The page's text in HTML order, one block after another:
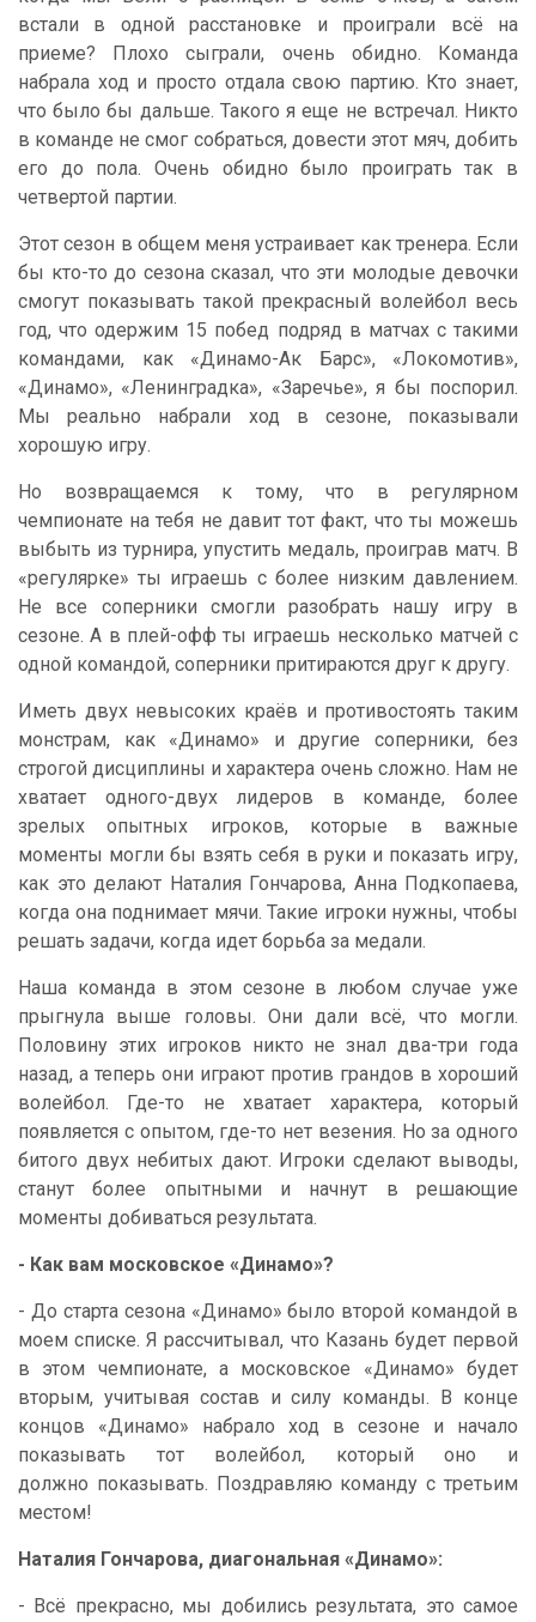
встали в одной расстановке и проиграли всё на
приеме? Плохо сыграли, очень обидно. Команда
набрала ход и просто отдала свою партию. Кто знает,
что было бы дальше. Такого я еще не встречал. Никто
в команде не смог собраться, довести этот мяч, добить
его до пола. Очень обидно было проиграть так в
четвертой партии.
Этот сезон в общем меня устраивает как тренера. Если
бы кто-то до сезона сказал, что эти молодые девочки
смогут показывать такой прекрасный волейбол весь
год, что одержим 15 побед подряд в матчах с такими
командами, как «Динамо-Ак Барс», «Локомотив»,
«Динамо», «Ленинградка», «Заречье», я бы поспорил.
Мы реально набрали ход в сезоне, показывали
хорошую игру.
Но возвращаемся к тому, что в регулярном
чемпионате на тебя не давит тот факт, что ты можешь
выбыть из турнира, упустить медаль, проиграв матч. В
«регулярке» ты играешь с более низким давлением.
Не все соперники смогли разобрать нашу игру в
сезоне. А в плей-офф ты играешь несколько матчей с
одной командой, соперники притираются друг к другу.
Иметь двух невысоких краёв и противостоять таким
монстрам, как «Динамо» и другие соперники, без
строгой дисциплины и характера очень сложно. Нам не
хватает одного-двух лидеров в команде, более
зрелых опытных игроков, которые в важные
моменты могли бы взять себя в руки и показать игру,
как это делают Наталия Гончарова, Анна Подкопаева,
когда она поднимает мячи. Такие игроки нужны, чтобы
решать задачи, когда идет борьба за медали.
Наша команда в этом сезоне в любом случае уже
прыгнула выше головы. Они дали всё, что могли.
Половину этих игроков никто не знал два-три года
назад, а теперь они играют против грандов в хороший
волейбол. Где-то не хватает характера, который
появляется с опытом, где-то нет везения. Но за одного
битого двух небитых дают. Игроки сделают выводы,
станут более опытными и начнут в решающие
моменты добиваться результата.
- Как вам московское «Динамо»?
- До старта сезона «Динамо» было второй командой в
моем списке. Я рассчитывал, что Казань будет первой
в этом чемпионате, а московское «Динамо» будет
вторым, учитывая состав и силу команды. В конце
концов «Динамо» набрало ход в сезоне и начало
показывать тот волейбол, который оно и
должно показывать. Поздравляю команду с третьим
местом!
Наталия Гончарова, диагональная «Динамо»:
- Всё прекрасно, мы добились результата, это самое